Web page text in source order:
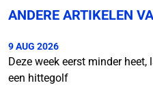
ANDERE ARTIKELEN
9 AUG 2026
Deze week eerst minder
een hittegolf